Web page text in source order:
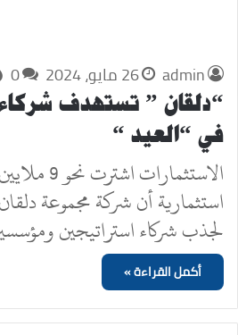
admin 26 مايو، 2024 0
“دلقان ” تستهدف شركاء
في “العيد “
استثمارية أن شركة مجموعة
لجذب شركاء استراتيجين
أكمل القراءة »